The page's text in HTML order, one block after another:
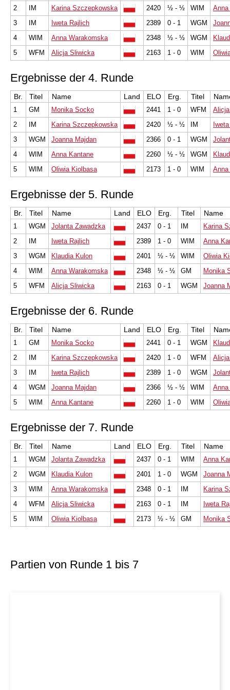
2
IM Karina Szczepkowska 2420 ½ - ½ WIM
Anna
3
IM Iweta Rajlich 2389 0 - 1 WGM
4
WIM Anna Warakomska 2348 ½ - ½ WGM
5
WFM Alicja Sliwicka 2163 1 - 0 WIM
Ergebnisse der 4. Runde
Br. Titel Name Land ELO Erg. Titel
1 GM Monika Socko 2441 1 - 0 WFM
2
IM Karina Szczepkowska 2420 ½ - ½ IM
3
WGM Joanna Majdan 2366 0 - 1 WGM
4
WIM Anna Kantane 2260 ½ - ½ WGM
5
WIM Oliwia Kiolbasa 2173 1 - 0 WIM
Ergebnisse der 5. Runde
Br. Titel Name Land ELO Erg. Titel Name
1 WGM Jolanta Zawadzka 2437 0 - 1 IM
Karina
2
IM Iweta Rajlich 2389 1 - 0 WIM
Anna
3
WGM Klaudia Kulon 2401 ½ - ½ WIM
Oliwia
4
WIM Anna Warakomska 2348 ½ - ½ GM
Monika
5
WFM Alicja Sliwicka 2163 0 - 1 WGM Joanna
Ergebnisse der 6. Runde
Br. Titel Name Land ELO Erg. Titel
1 GM Monika Socko 2441 0 - 1 WGM
2
IM Karina Szczepkowska 2420 1 - 0 WFM
3
IM Iweta Rajlich 2389 1 - 0 WGM
4
WGM Joanna Majdan 2366 ½ - ½ WIM
5
WIM Anna Kantane 2260 1 - 0 WIM
Ergebnisse der 7. Runde
Br. Titel Name Land ELO Erg. Titel Name
1 WGM Jolanta Zawadzka 2437 0 - 1 WIM
Anna
2
WGM Klaudia Kulon 2401 1 - 0 WGM
Joanna
3
WIM Anna Warakomska 2348 0 - 1 IM
Karina
4
WFM Alicja Sliwicka 2163 0 - 1 IM
Iweta
5
WIM Oliwia Kiolbasa 2173 ½ - ½ GM Monika
Partien von Runde 1 bis 7